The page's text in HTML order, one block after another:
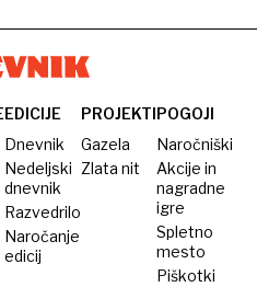
EDICIJE
Dnevnik
Nedeljski
dnevnik
Razvedrilo
Naročanje
edicij
PROJEKTI
Gazela
Zlata nit
POGOJI
Naročniški
Akcije in
nagradne
igre
Spletno
mesto
Piškotki